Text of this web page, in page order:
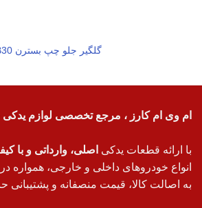
گلگیر جلو چپ بسترن B30
ام وی ام کارز ، مرجع تخصصی لوازم یدکی
با ارائه قطعات یدکی اصلی، وارداتی و با
انواع خودروهای داخلی و خارجی، همواره
به اصالت کالا، قیمت منصفانه و پشتیبانی